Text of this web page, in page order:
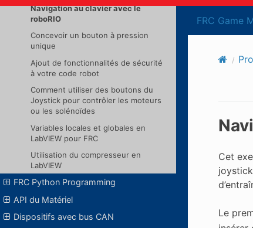
FRC Game
Navigation au clavier avec le
roboRIO
Concevoir un bouton à pression
unique
Ajout de fonctionnalités de sécurité
à votre code robot
Comment utiliser des boutons du
Joystick pour contrôler les moteurs
ou les solénoïdes
Variables locales et globales en
LabVIEW pour FRC
Utilisation du compresseur en
LabVIEW
FRC Python Programming
API du Matériel
Dispositifs avec bus CAN
Cet
Le